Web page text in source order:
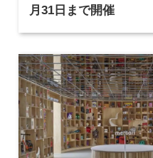
月31日まで開催